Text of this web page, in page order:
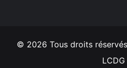
© 2026 Tous droits
LCDG